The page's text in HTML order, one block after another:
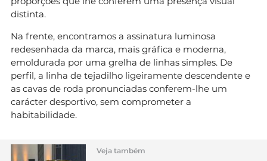
distinta.
Na frente, encontramos a assinatura luminosa
redesenhada da marca, mais gráfica e moderna,
emoldurada por uma grelha de linhas simples. De
perfil, a linha de tejadilho ligeiramente descendente e
as cavas de roda pronunciadas conferem-lhe um
carácter desportivo, sem comprometer a
habitabilidade.
Veja também